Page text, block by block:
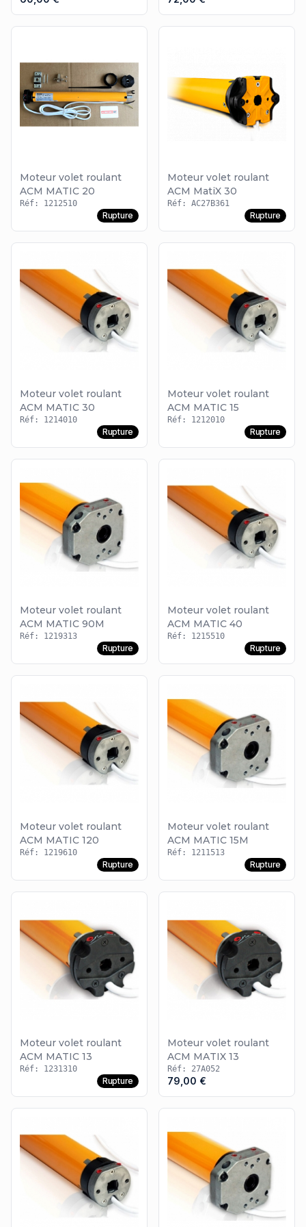
raccordements, possèdent une gaine blanche. Pour avoir des
roulant Altron
moteur pour volet roulant Mhouse
Moteur volet roulant
ACM MATIC 20
Réf: 1212510
Rupture
Moteur volet roulant
ACM MatiX 30
Réf: AC27B361
Rupture
Moteur volet roulant
ACM MATIC 30
Réf: 1214010
Rupture
Moteur volet roulant
ACM MATIC 15
Réf: 1212010
Rupture
Moteur volet roulant
ACM MATIC 90M
Réf: 1219313
Rupture
Moteur volet roulant
ACM MATIC 40
Réf: 1215510
Rupture
Moteur volet roulant
ACM MATIC 120
Réf: 1219610
Rupture
Moteur volet roulant
ACM MATIC 15M
Réf: 1211513
Rupture
Moteur volet roulant
ACM MATIC 13
Réf: 1231310
Rupture
Moteur volet roulant
ACM MATIX 13
Réf: 27A052
79,00 €